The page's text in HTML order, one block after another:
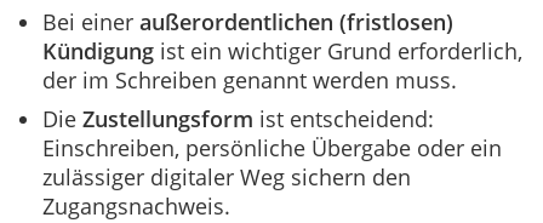
Bei einer außerordentlichen (fristlosen)
Kündigung ist ein wichtiger Grund erforderlich,
der im Schreiben genannt werden muss.
Die Zustellungsform ist entscheidend:
Einschreiben, persönliche Übergabe oder ein
zulässiger digitaler Weg sichern den
Zugangsnachweis.